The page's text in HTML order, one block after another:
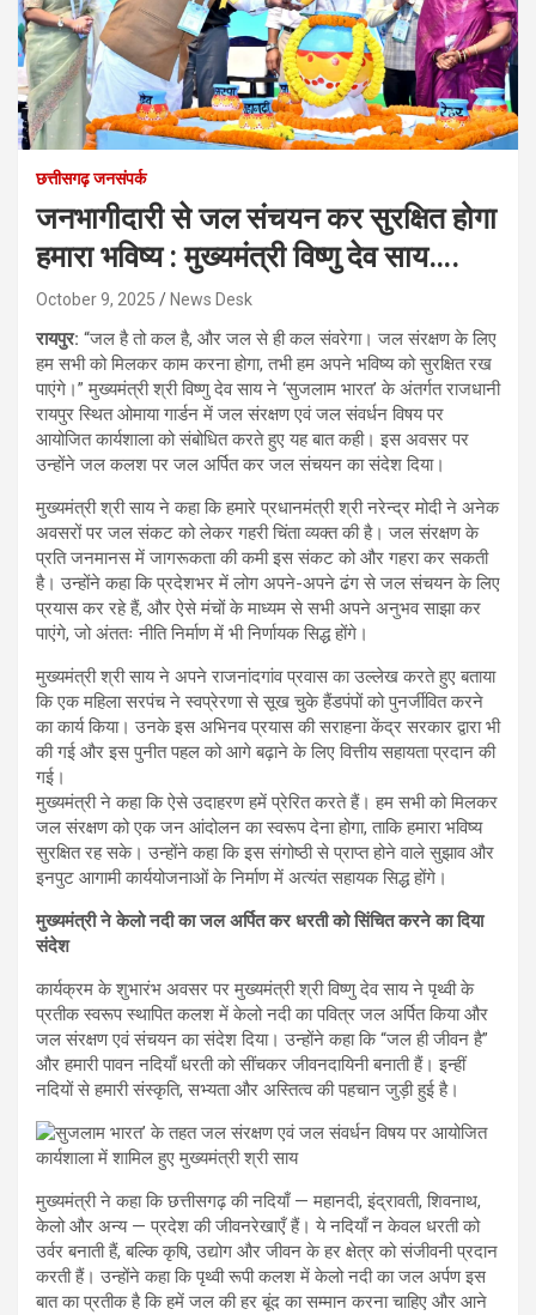
छत्तीसगढ़ जनसंपर्क
जनभागीदारी से जल संचयन कर सुरक्षित होगा
हमारा भविष्य : मुख्यमंत्री विष्णु देव साय….
October 9, 2025 News Desk
रायपुर: “जल है तो कल है, और जल से ही कल संवरेगा। जल संरक्षण के लिए
हम सभी को मिलकर काम करना होगा, तभी हम अपने भविष्य को सुरक्षित रख
पाएंगे।” मुख्यमंत्री श्री विष्णु देव साय ने ‘सुजलाम भारत’ के अंतर्गत राजधानी
रायपुर स्थित ओमाया गार्डन में जल संरक्षण एवं जल संवर्धन विषय पर
आयोजित कार्यशाला को संबोधित करते हुए यह बात कही। इस अवसर पर
उन्होंने जल कलश पर जल अर्पित कर जल संचयन का संदेश दिया।
मुख्यमंत्री श्री साय ने कहा कि हमारे प्रधानमंत्री श्री नरेन्द्र मोदी ने अनेक
अवसरों पर जल संकट को लेकर गहरी चिंता व्यक्त की है। जल संरक्षण के
प्रति जनमानस में जागरूकता की कमी इस संकट को और गहरा कर सकती
है। उन्होंने कहा कि प्रदेशभर में लोग अपने-अपने ढंग से जल संचयन के लिए
प्रयास कर रहे हैं, और ऐसे मंचों के माध्यम से सभी अपने अनुभव साझा कर
पाएंगे, जो अंततः नीति निर्माण में भी निर्णायक सिद्ध होंगे।
मुख्यमंत्री श्री साय ने अपने राजनांदगांव प्रवास का उल्लेख करते हुए बताया
कि एक महिला सरपंच ने स्वप्रेरणा से सूख चुके हैंडपंपों को पुनर्जीवित करने
का कार्य किया। उनके इस अभिनव प्रयास की सराहना केंद्र सरकार द्वारा भी
की गई और इस पुनीत पहल को आगे बढ़ाने के लिए वित्तीय सहायता प्रदान की
गई।
मुख्यमंत्री ने कहा कि ऐसे उदाहरण हमें प्रेरित करते हैं। हम सभी को मिलकर
जल संरक्षण को एक जन आंदोलन का स्वरूप देना होगा, ताकि हमारा भविष्य
सुरक्षित रह सके। उन्होंने कहा कि इस संगोष्ठी से प्राप्त होने वाले सुझाव और
इनपुट आगामी कार्ययोजनाओं के निर्माण में अत्यंत सहायक सिद्ध होंगे।
मुख्यमंत्री ने केलो नदी का जल अर्पित कर धरती को सिंचित करने का दिया
संदेश
कार्यक्रम के शुभारंभ अवसर पर मुख्यमंत्री श्री विष्णु देव साय ने पृथ्वी के
प्रतीक स्वरूप स्थापित कलश में केलो नदी का पवित्र जल अर्पित किया और
जल संरक्षण एवं संचयन का संदेश दिया। उन्होंने कहा कि “जल ही जीवन है”
और हमारी पावन नदियाँ धरती को सींचकर जीवनदायिनी बनाती हैं। इन्हीं
नदियों से हमारी संस्कृति, सभ्यता और अस्तित्व की पहचान जुड़ी हुई है।
मुख्यमंत्री ने कहा कि छत्तीसगढ़ की नदियाँ — महानदी, इंद्रावती, शिवनाथ,
केलो और अन्य — प्रदेश की जीवनरेखाएँ हैं। ये नदियाँ न केवल धरती को
उर्वर बनाती हैं, बल्कि कृषि, उद्योग और जीवन के हर क्षेत्र को संजीवनी प्रदान
करती हैं। उन्होंने कहा कि पृथ्वी रूपी कलश में केलो नदी का जल अर्पण इस
बात का प्रतीक है कि हमें जल की हर बूंद का सम्मान करना चाहिए और आने